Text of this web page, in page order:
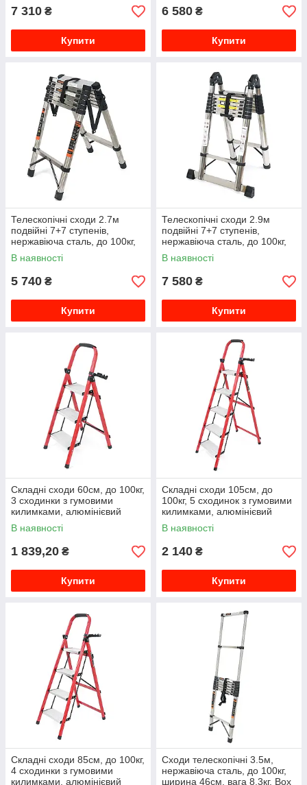
7 310 ₴
Купити
6 580 ₴
Купити
Телескопічні сходи 2.7м
подвійні 7+7 ступенів,
нержавіюча сталь, до 100кг,
ширина 46см, вага 12.75кг,
Box
В наявності
5 740 ₴
Купити
Телескопічні сходи 2.9м
подвійні 7+7 ступенів,
нержавіюча сталь, до 100кг,
ширина 45см, вага 20.34кг,
Box
В наявності
7 580 ₴
Купити
Складні сходи 60см, до 100кг,
3 сходинки з гумовими
килимками, алюмінієвий
сплав, 3.75кг, Box
В наявності
1 839,20 ₴
Купити
Складні сходи 105см, до
100кг, 5 сходинок з гумовими
килимками, алюмінієвий
сплав, 5,85кг, Box
В наявності
2 140 ₴
Купити
Складні сходи 85см, до 100кг,
4 сходинки з гумовими
килимками, алюмінієвий
Сходи телескопічні 3.5м,
нержавіюча сталь, до 100кг,
ширина 46см, вага 8.3кг, Box